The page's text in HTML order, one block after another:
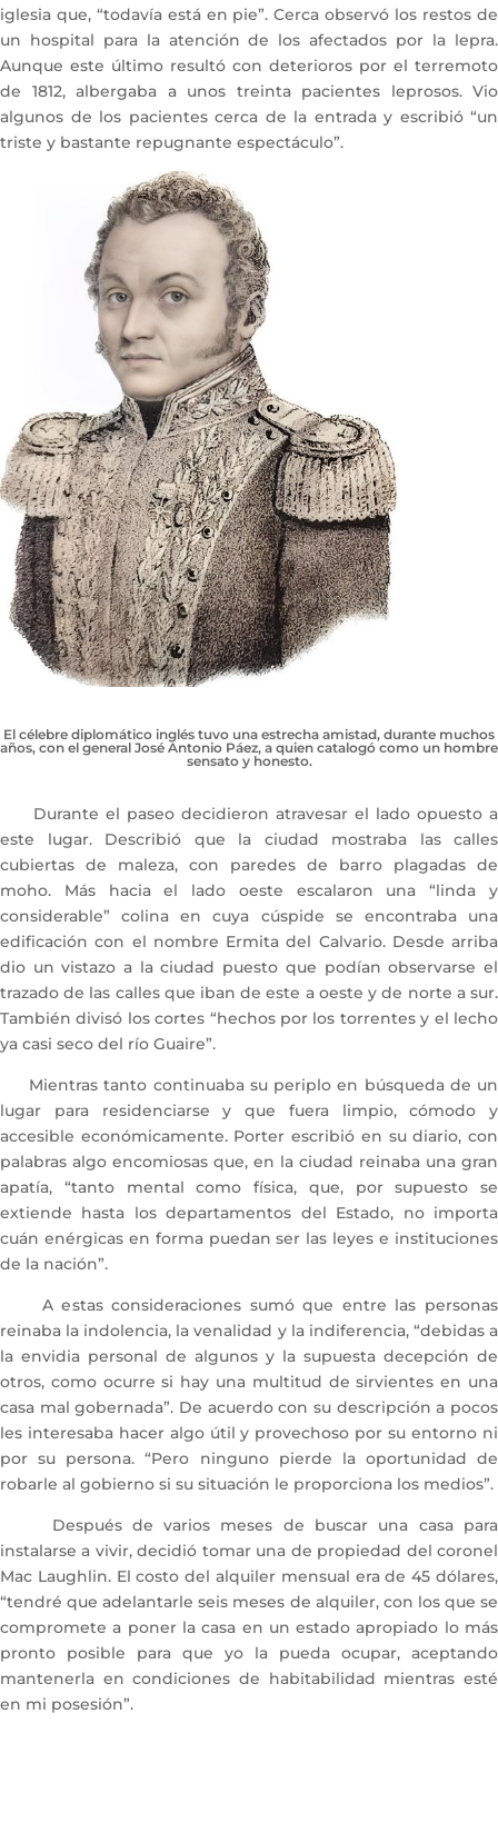
iglesia que, “todavía está en pie”. Cerca observó los restos de
un hospital para la atención de los afectados por la lepra.
Aunque este último resultó con deterioros por el terremoto
de 1812, albergaba a unos treinta pacientes leprosos. Vio
algunos de los pacientes cerca de la entrada y escribió “un
triste y bastante repugnante espectáculo”.
El célebre diplomático inglés tuvo una estrecha amistad, durante muchos
años, con el general José Antonio Páez, a quien catalogó como un hombre
sensato y honesto.
Durante el paseo decidieron atravesar el lado opuesto a
este lugar. Describió que la ciudad mostraba las calles
cubiertas de maleza, con paredes de barro plagadas de
moho. Más hacia el lado oeste escalaron una “linda y
considerable” colina en cuya cúspide se encontraba una
edificación con el nombre Ermita del Calvario. Desde arriba
dio un vistazo a la ciudad puesto que podían observarse el
trazado de las calles que iban de este a oeste y de norte a sur.
También divisó los cortes “hechos por los torrentes y el lecho
ya casi seco del río Guaire”.
Mientras tanto continuaba su periplo en búsqueda de un
lugar para residenciarse y que fuera limpio, cómodo y
accesible económicamente. Porter escribió en su diario, con
palabras algo encomiosas que, en la ciudad reinaba una gran
apatía, “tanto mental como física, que, por supuesto se
extiende hasta los departamentos del Estado, no importa
cuán enérgicas en forma puedan ser las leyes e instituciones
de la nación”.
A estas consideraciones sumó que entre las personas
reinaba la indolencia, la venalidad y la indiferencia, “debidas a
la envidia personal de algunos y la supuesta decepción de
otros, como ocurre si hay una multitud de sirvientes en una
casa mal gobernada”. De acuerdo con su descripción a pocos
les interesaba hacer algo útil y provechoso por su entorno ni
por su persona. “Pero ninguno pierde la oportunidad de
robarle al gobierno si su situación le proporciona los medios”.
Después de varios meses de buscar una casa para
instalarse a vivir, decidió tomar una de propiedad del coronel
Mac Laughlin. El costo del alquiler mensual era de 45 dólares,
“tendré que adelantarle seis meses de alquiler, con los que se
compromete a poner la casa en un estado apropiado lo más
pronto posible para que yo la pueda ocupar, aceptando
mantenerla en condiciones de habitabilidad mientras esté
en mi posesión”.